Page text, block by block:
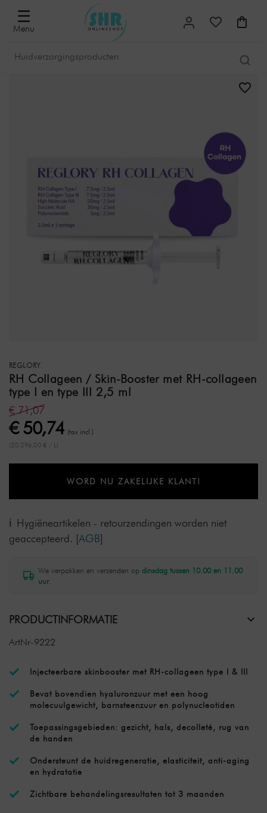
☰
Menu
REGLORY
RH Collageen / Skin-Booster met RH-collageen
type I en type III 2,5 ml
€ 71,07
€ 50,74 (tax incl.)
(20.296,00 € / L)
WORD NU ZAKELIJKE KLANT!
Hygiëneartikelen - retourzendingen worden niet
geaccepteerd. [AGB]
We verpakken en verzenden op dinsdag tussen 10.00 en 11.00
uur.
PRODUCTINFORMATIE
ArtNr-9222
Injecteerbare skinbooster met RH-collageen type I & III
Bevat bovendien hyaluronzuur met een hoog
molecuulgewicht, barnsteenzuur en polynucleotiden
Toepassingsgebieden: gezicht, hals, decolleté, rug van
de handen
Ondersteunt de huidregeneratie, elasticiteit, anti-aging
en hydratatie
Zichtbare behandelingsresultaten tot 3 maanden